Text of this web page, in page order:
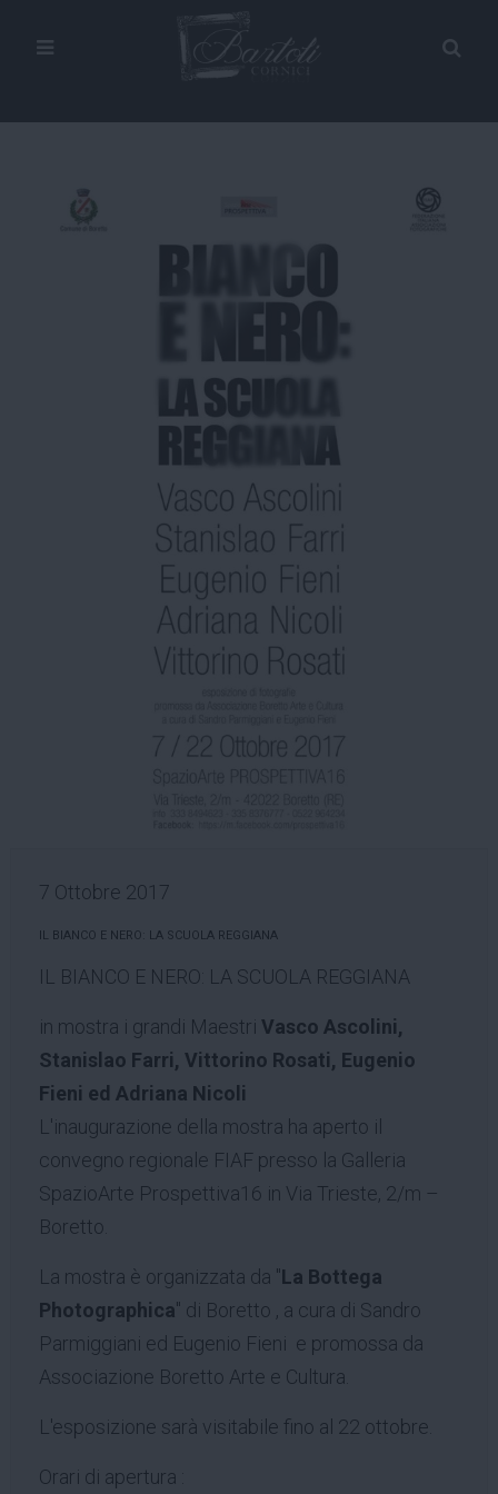
7 Ottobre 2017
IL BIANCO E NERO: LA SCUOLA REGGIANA
IL BIANCO E NERO: LA SCUOLA REGGIANA
in mostra i grandi Maestri Vasco Ascolini,
Stanislao Farri, Vittorino Rosati, Eugenio
Fieni ed Adriana Nicoli
L'inaugurazione della mostra ha aperto il
convegno regionale FIAF presso la Galleria
SpazioArte Prospettiva16 in Via Trieste, 2/m –
Boretto.
La mostra è organizzata da "La Bottega
Photographica" di Boretto , a cura di Sandro
Parmiggiani ed Eugenio Fieni e promossa da
Associazione Boretto Arte e Cultura.
L'esposizione sarà visitabile fino al 22 ottobre.
Orari di apertura :